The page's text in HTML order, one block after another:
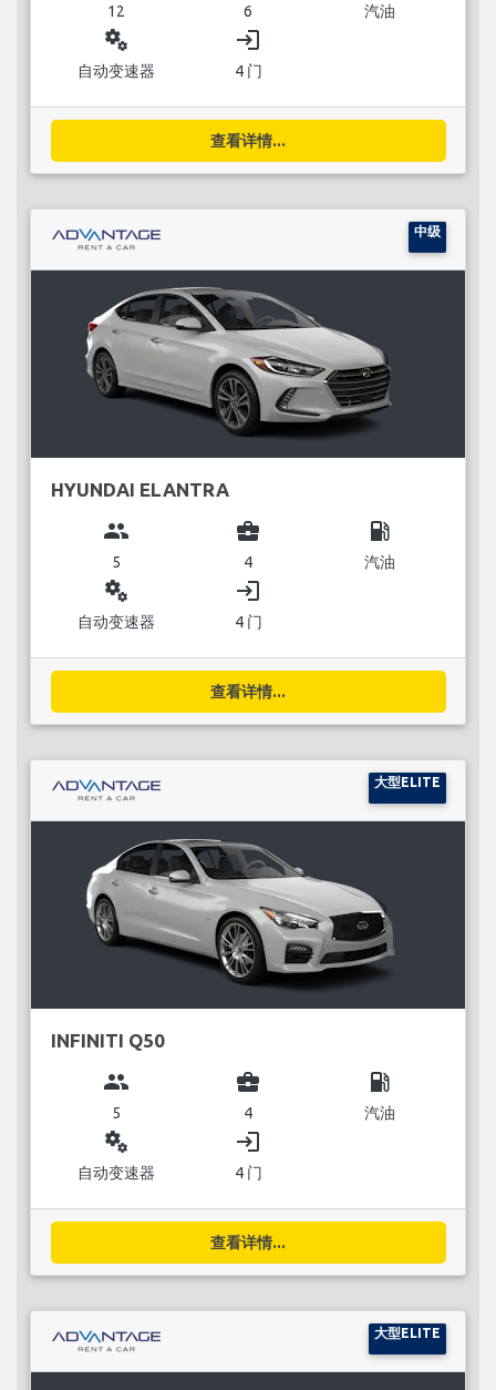
12 6 汽油
miscellaneous_services
自动变速器
login
4 门
查看详情...
中级
HYUNDAI ELANTRA
group
5
business_center
4
local_gas_station
汽油
miscellaneous_services
自动变速器
login
4 门
查看详情...
大型ELITE
INFINITI Q50
group
5
business_center
4
local_gas_station
汽油
miscellaneous_services
自动变速器
login
4 门
查看详情...
大型ELITE